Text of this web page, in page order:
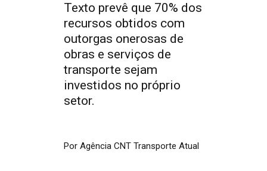
Texto prevê que 70% dos
recursos obtidos com
outorgas onerosas de
obras e serviços de
transporte sejam
investidos no próprio
setor.
Por Agência CNT Transporte Atual